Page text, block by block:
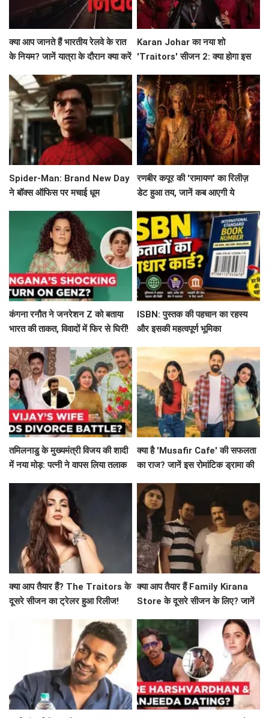
क्या आप जानते हैं भारतीय रेलवे के रात
के नियम? जानें यात्रा के दौरान क्या करें
Karan Johar का नया शो
'Traitors' सीजन 2: क्या होगा इस
Spider-Man: Brand New Day
ने बॉक्स ऑफिस पर मचाई धूम
रणबीर कपूर की 'रामायण' का रिलीज़
डेट हुआ तय, जानें कब आएगी ये
कंगना रनौत ने जनरेशन Z को बताया
भारत की ताकत, विवादों में फिर से घिरीं!
ISBN: पुस्तक की पहचान का रहस्य
और इसकी महत्वपूर्ण भूमिका
तमिलनाडु के मुख्यमंत्री विजय की शादी
में नया मोड़: पत्नी ने वापस लिया तलाक
क्या है 'Musafir Cafe' की सफलता
का राज? जानें इस रोमांटिक ड्रामा की
क्या आप तैयार हैं? The Traitors के
दूसरे सीजन का ट्रेलर हुआ रिलीज!
क्या आप तैयार हैं Family Kirana
Store के दूसरे सीजन के लिए? जानें